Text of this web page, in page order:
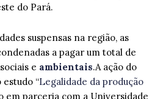
do Pará.
suspensas na região, as
a pagar um total de
e ambientais.A ação do
estudo “Legalidade da produção
em parceria com a Universidade